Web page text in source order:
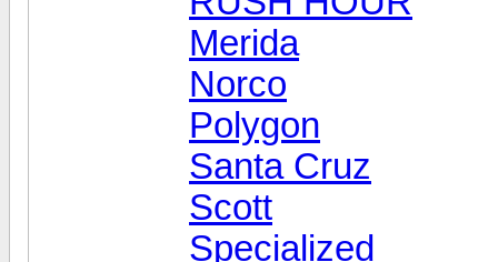
Merida
Norco
Polygon
Santa Cruz
Scott
Specialized